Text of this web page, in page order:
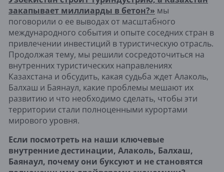
закапывает миллиарды в бетон?» мы
поговорили о ее выводах от масштабного
международного события и опыте соседних стран в
привлечении инвестиций в туристическую отрасль.
Продолжая тему, мы решили сосредоточиться на
внутренних туристических направлениях
Казахстана и обсудить, какая судьба ждет Алаколь,
Балхаш и Баянаул, какие проблемы мешают их
развитию и что необходимо сделать, чтобы эти
территории стали полноценными курортами
мирового уровня.
Если посмотреть на наши ключевые
внутренние дестинации, Алаколь, Балхаш,
Баянаул, почему они буксуют и не становятся